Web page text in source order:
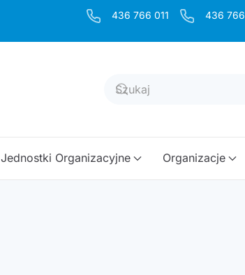
436 766 011 436
Jednostki Organizacyjne Organizacje